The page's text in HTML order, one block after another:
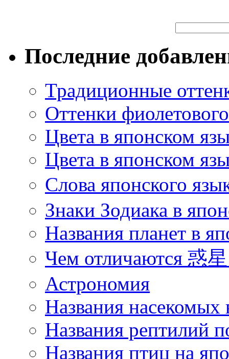
Последние
Традиционные
Оттенки
Цвета в японском
Цвета в японском
Слова японского
Знаки Зодиака в
Названия планет в
Чем отличаются 惑
Астрономия
Названия насекомых
Названия рептилий
Названия птиц на